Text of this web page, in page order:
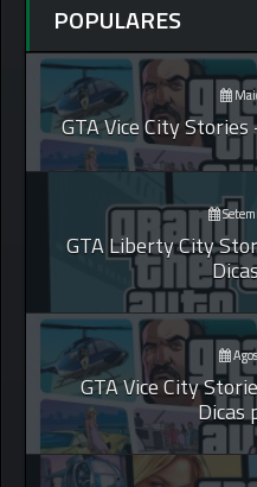
POPULARES
GTA Vice City
GTA Liberty City
GTA Vice City
Dicas